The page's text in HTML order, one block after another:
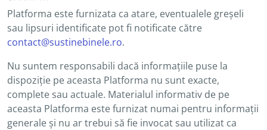
Platforma este furnizata ca atare, eventualele greșeli
sau lipsuri identificate pot fi notificate către
contact@sustinebinele.ro.
Nu suntem responsabili dacă informațiile puse la
dispoziție pe aceasta Platforma nu sunt exacte,
complete sau actuale. Materialul informativ de pe
aceasta Platforma este furnizat numai pentru informații
generale și nu ar trebui să fie invocat sau utilizat ca